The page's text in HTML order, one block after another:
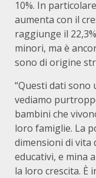
10%. In
aumenta con il
raggiunge il
minori, ma è
sono di origine
“Questi dati
vediamo
bambini che
loro famiglie. La
dimensioni di vita
educativi, e mina
la loro crescita. È